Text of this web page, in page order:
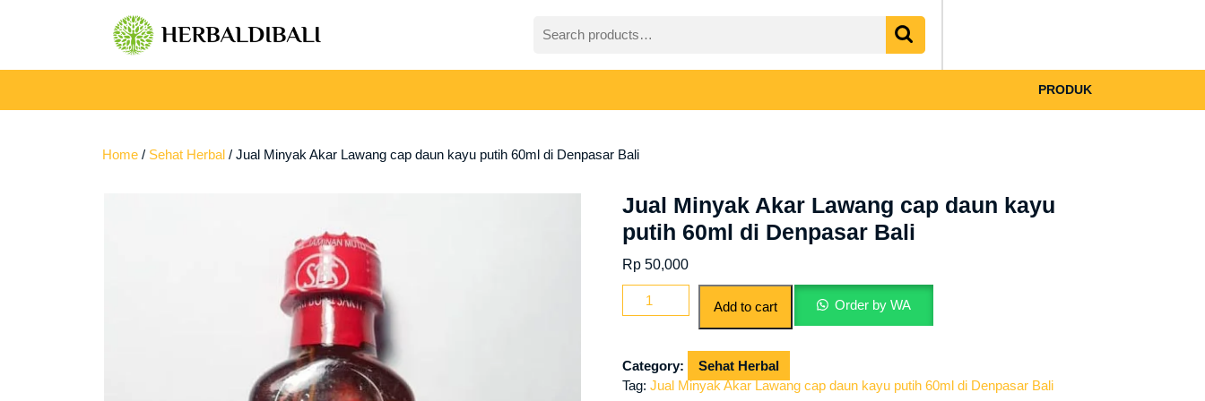
for:
PRODUK
Home / Sehat Herbal / Jual Minyak Akar Lawang cap daun kayu putih 60ml di Denpasar Bali
Jual Minyak Akar Lawang cap daun kayu
putih 60ml di Denpasar Bali
Rp 50,000
Minyak
cap
daun
Add to cart Order by WA
Category:
Sehat Herbal
Tag:Jual Minyak Akar Lawang cap daun kayu putih 60ml di Denpasar Bali